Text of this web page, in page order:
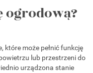
ogrodową?
które może pełnić funkcję
lub przestrzeni do
urządzona stanie